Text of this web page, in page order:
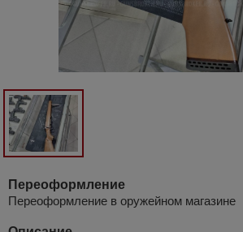
Переоформление
Переоформление в оружейном магазине